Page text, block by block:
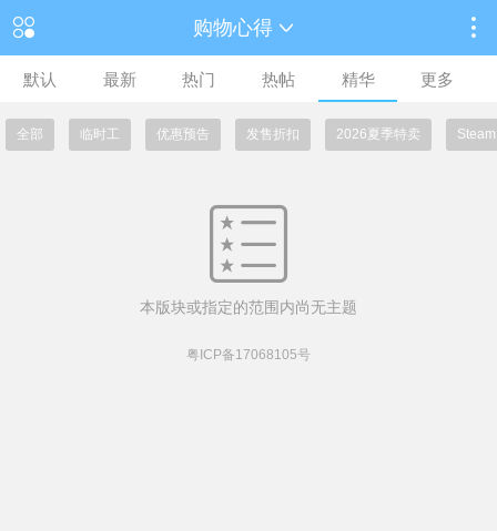
购物心得
默认 最新 热门 热帖 精华 更多
全部 临时工 优惠预告 发售折扣 2026夏季特卖
本版块或指定的范围内尚无主题
粤ICP备17068105号